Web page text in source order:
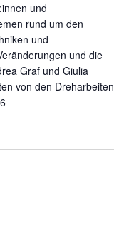
und
rund um den
und
und die
Graf und Giulia
von den Dreharbeiten